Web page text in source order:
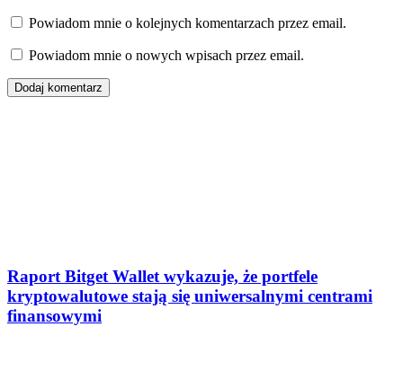
Powiadom mnie o kolejnych komentarzach przez email.
Powiadom mnie o nowych wpisach przez email.
Raport Bitget Wallet wykazuje, że portfele
kryptowalutowe stają się uniwersalnymi centrami
finansowymi